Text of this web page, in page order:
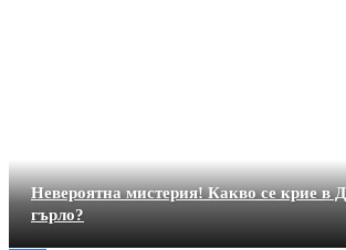
Невероятна мистерия! Какво се крие в
гърло?